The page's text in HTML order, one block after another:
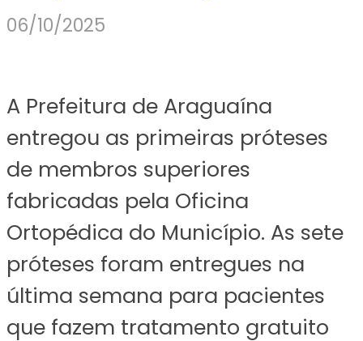
06/10/2025
A Prefeitura de Araguaína
entregou as primeiras próteses
de membros superiores
fabricadas pela Oficina
Ortopédica do Município. As sete
próteses foram entregues na
última semana para pacientes
que fazem tratamento gratuito